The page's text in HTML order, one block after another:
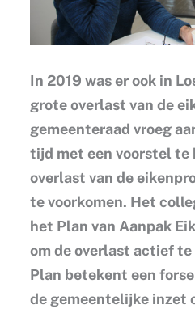
In 2019 was er ook in
grote overlast van de
gemeenteraad vroeg
tijd met een voorstel te
overlast van de
te voorkomen. Het
het Plan van Aanpak
om de overlast actief
Plan betekent een
de gemeentelijke inzet